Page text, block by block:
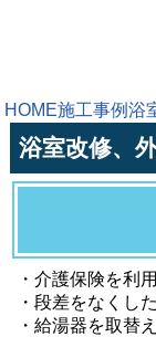
HOME施工事例浴
浴室改修、
・介護保険を利
・段差をなくし
・給湯器を取替